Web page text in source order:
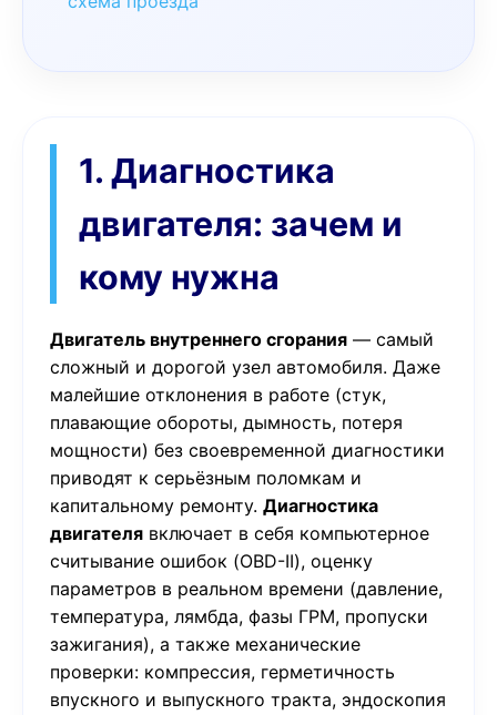
1. Диагностика
двигателя: зачем и
кому нужна
Двигатель внутреннего сгорания — самый
сложный и дорогой узел автомобиля. Даже
малейшие отклонения в работе (стук,
плавающие обороты, дымность, потеря
мощности) без своевременной диагностики
приводят к серьёзным поломкам и
капитальному ремонту. Диагностика
двигателя включает в себя компьютерное
считывание ошибок (OBD-II), оценку
параметров в реальном времени (давление,
температура, лямбда, фазы ГРМ, пропуски
зажигания), а также механические
проверки: компрессия, герметичность
впускного и выпускного тракта, эндоскопия